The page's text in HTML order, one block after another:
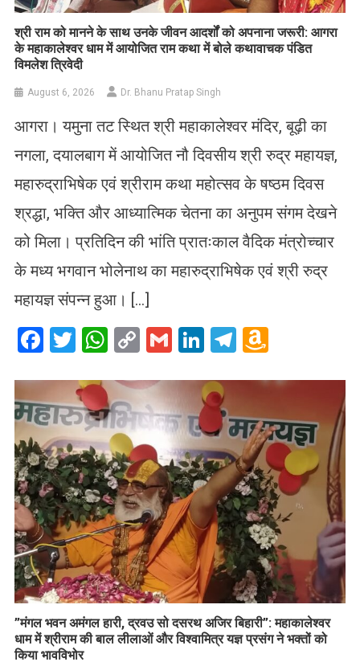
​श्री राम को मानने के साथ उनके जीवन आदर्शों को अपनाना जरूरी: आगरा
के महाकालेश्वर धाम में आयोजित राम कथा में बोले कथावाचक पंडित
विमलेश त्रिवेदी
August 6, 2026 Dr. Bhanu Pratap Singh
आगरा। यमुना तट स्थित श्री महाकालेश्वर मंदिर, बूढ़ी का
नगला, दयालबाग में आयोजित नौ दिवसीय श्री रुद्र महायज्ञ,
महारुद्राभिषेक एवं श्रीराम कथा महोत्सव के षष्ठम दिवस
श्रद्धा, भक्ति और आध्यात्मिक चेतना का अनुपम संगम देखने
को मिला। प्रतिदिन की भांति प्रातःकाल वैदिक मंत्रोच्चार
के मध्य भगवान भोलेनाथ का महारुद्राभिषेक एवं श्री रुद्र
महायज्ञ संपन्न हुआ। […]
Facebook
Twitter
WhatsApp
CopyGmailLinkedIn
Telegram
List
​”मंगल भवन अमंगल हारी, द्रवउ सो दसरथ अजिर बिहारी”: महाकालेश्वर
धाम में श्रीराम की बाल लीलाओं और विश्वामित्र यज्ञ प्रसंग ने भक्तों को
किया भावविभोर